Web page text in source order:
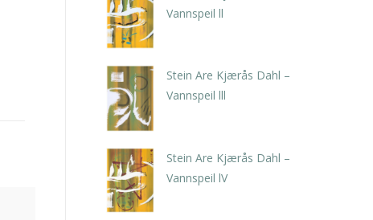
Vannspeil ll
Stein Are Kjærås Dahl –
Vannspeil lll
Stein Are Kjærås Dahl –
Vannspeil lV